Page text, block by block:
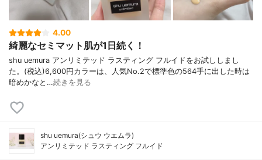
4.00
綺麗なセミマット肌が1日続く！
shu uemura アンリミテッド ラスティング フルイドをお試ししまし
た。(税込)6,600円カラーは、人気No.2で標準色の564手に出した時は
暗めかなと…続きを見る
shu uemura(シュウ ウエムラ)
アンリミテッド ラスティング フルイド